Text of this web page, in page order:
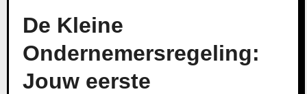
De Kleine
Ondernemersregeling:
Jouw eerste